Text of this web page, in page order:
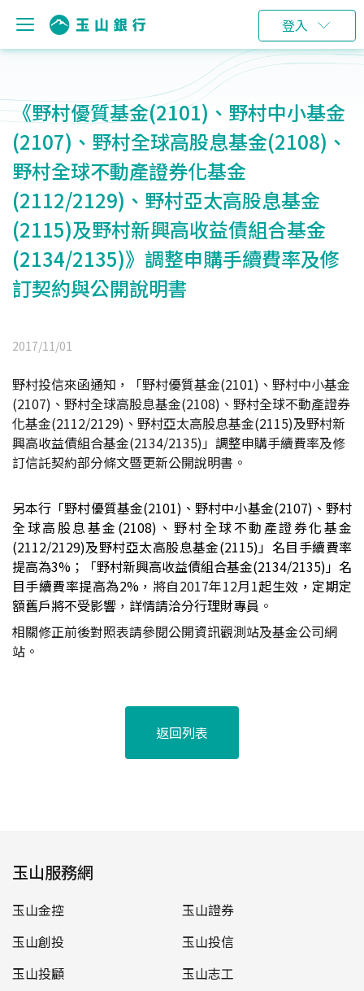
登入
《野村優質基金(2101)、野村中小基金
(2107)、野村全球高股息基金(2108)、
野村全球不動產證券化基金
(2112/2129)、野村亞太高股息基金
(2115)及野村新興高收益債組合基金
(2134/2135)》調整申購手續費率及修
訂契約與公開說明書
2017/11/01
野村投信來函通知，「野村優質基金(2101) 、野村中小基金
(2107) 、野村全球高股息基金(2108) 、野村全球不動產證券
化基金(2112/2129) 、野村亞太高股息基金(2115)及野村新
興高收益債組合基金(2134/2135)」調整申購手續費率及修
訂信託契約部分條文暨更新公開說明書。
另本行「野村優質基金(2101)、野村中小基金(2107)、野村
全球高股息基金(2108)、野村全球不動產證券化基金
(2112/2129)及野村亞太高股息基金(2115)」名目手續費率
提高為3%；「野村新興高收益債組合基金(2134/2135)」名
目手續費率提高為2%，將自2017年12月1起生效 ， 定期定
額舊戶將不受影響，詳情請洽分行理財專員 。
相關修正前後對照表請參閱公開資訊觀測站及基金公司網
站。
返回列表
玉山服務網
玉山金控
玉山證券
玉山創投
玉山投信
玉山投顧
玉山志工